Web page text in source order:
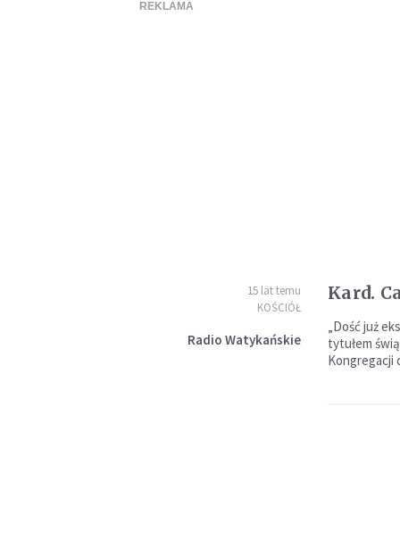
15 lat temu
KOŚCIÓŁ
Radio Watykańskie
Kard.
„Dość już
tytułem
Kongregacji